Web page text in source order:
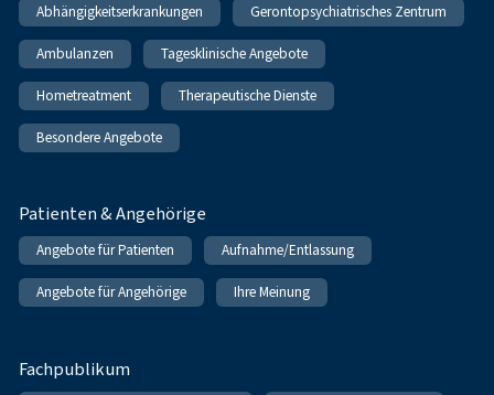
Abhängigkeitserkrankungen Gerontopsychiatrisches Zentrum
Ambulanzen Tagesklinische Angebote
Hometreatment Therapeutische Dienste
Besondere Angebote
Patienten & Angehörige
Angebote für Patienten Aufnahme/Entlassung
Angebote für Angehörige Ihre Meinung
Fachpublikum